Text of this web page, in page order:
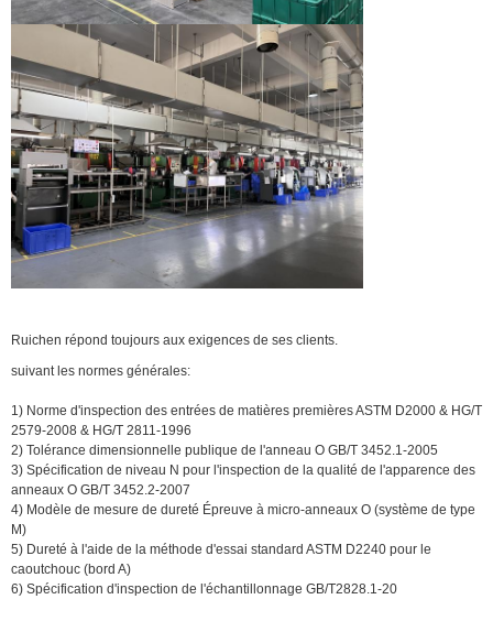
Ruichen répond toujours aux exigences de ses clients.
suivant les normes générales:
1) Norme d'inspection des entrées de matières premières ASTM D2000 & HG/T
2579-2008 & HG/T 2811-1996
2) Tolérance dimensionnelle publique de l'anneau O GB/T 3452.1-2005
3) Spécification de niveau N pour l'inspection de la qualité de l'apparence des
anneaux O GB/T 3452.2-2007
4) Modèle de mesure de dureté Épreuve à micro-anneaux O (système de type
M)
5) Dureté à l'aide de la méthode d'essai standard ASTM D2240 pour le
caoutchouc (bord A)
6) Spécification d'inspection de l'échantillonnage GB/T2828.1-20